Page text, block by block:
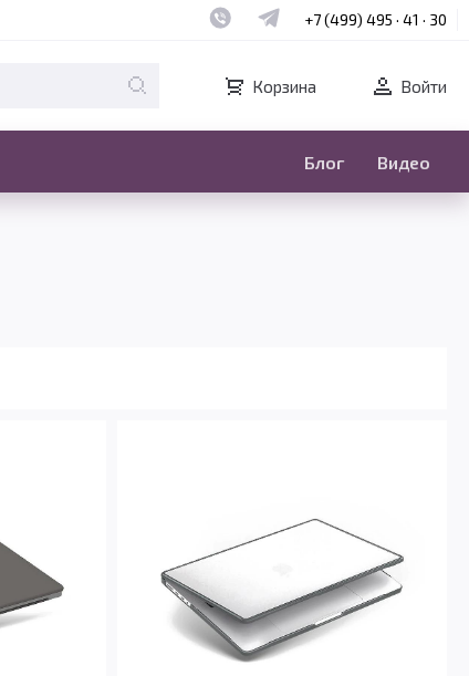
Наш whatsapp
Наш telegram
+7 (499) 495 · 41 · 30
Корзина Войти
Блог Видео